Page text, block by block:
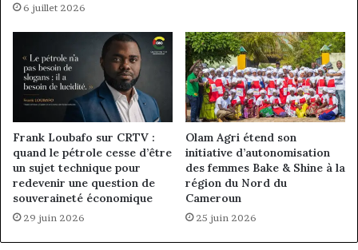
6 juillet 2026
Frank Loubafo sur CRTV :
quand le pétrole cesse d’être
un sujet technique pour
redevenir une question de
souveraineté économique
29 juin 2026
Olam Agri étend son
initiative d’autonomisation
des femmes Bake & Shine à la
région du Nord du
Cameroun
25 juin 2026